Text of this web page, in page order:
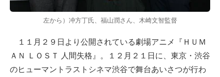
左から）冲方丁氏、福山潤さん、木崎文智監督
１１月２９日より公開されている劇場アニメ『ＨＵＭ
ＡＮ ＬＯＳＴ 人間失格』。１２月２１日に、東京・渋谷
のヒューマントラストシネマ渋谷で舞台あいさつが行わ